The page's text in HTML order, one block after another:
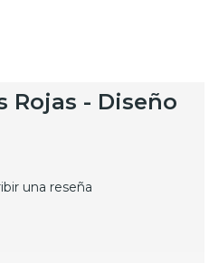
Rojas - Diseño
una reseña